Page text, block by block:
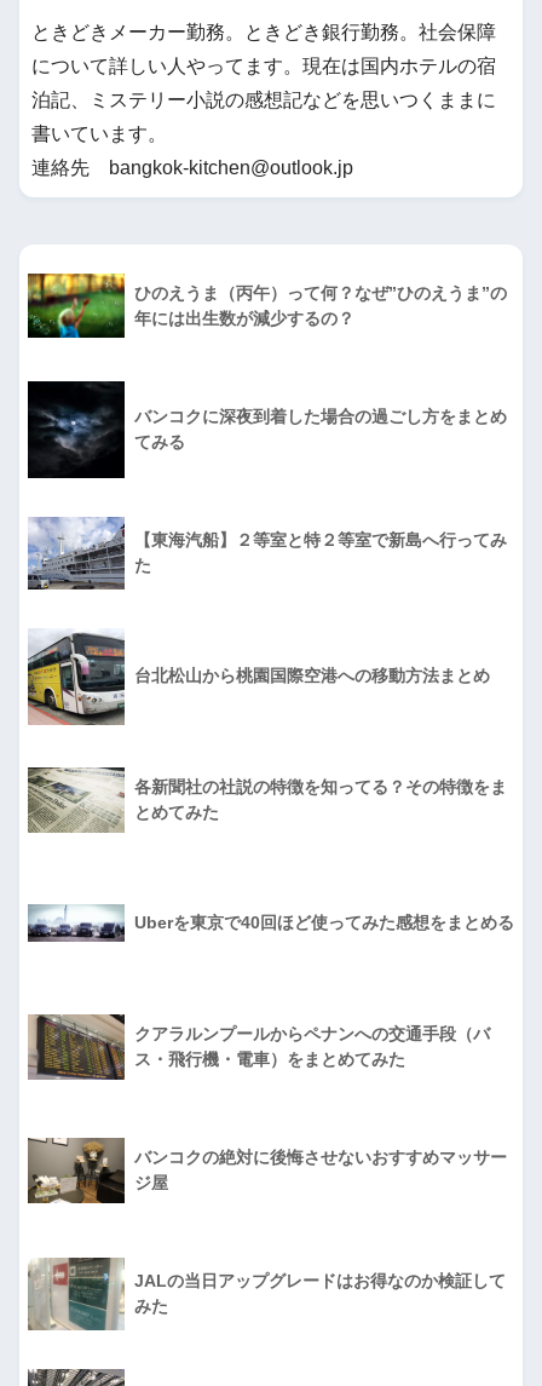
ときどきメーカー勤務。ときどき銀行勤務。社会保障
について詳しい人やってます。現在は国内ホテルの宿
泊記、ミステリー小説の感想記などを思いつくままに
書いています。
連絡先 bangkok-kitchen@outlook.jp
ひのえうま（丙午）って何？なぜ”ひのえうま”の
年には出生数が減少するの？
バンコクに深夜到着した場合の過ごし方をまとめ
てみる
【東海汽船】２等室と特２等室で新島へ行ってみ
た
台北松山から桃園国際空港への移動方法まとめ
各新聞社の社説の特徴を知ってる？その特徴をま
とめてみた
Uberを東京で40回ほど使ってみた感想をまとめる
クアラルンプールからペナンへの交通手段（バ
ス・飛行機・電車）をまとめてみた
バンコクの絶対に後悔させないおすすめマッサー
ジ屋
JALの当日アップグレードはお得なのか検証して
みた